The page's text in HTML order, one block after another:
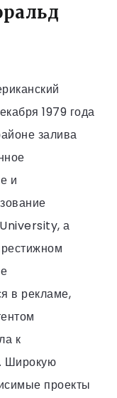
1979 года
залива
и
а
в рекламе,
к
Широкую
проекты